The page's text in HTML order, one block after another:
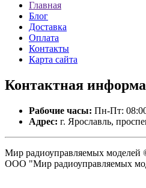
Главная
Блог
Доставка
Оплата
Контакты
Карта сайта
Контактная
Рабочие часы: Пн-Пт:
Адрес: г. Ярославль,
Мир радиоуправляемых моделей
ООО "Мир радиоуправляемых